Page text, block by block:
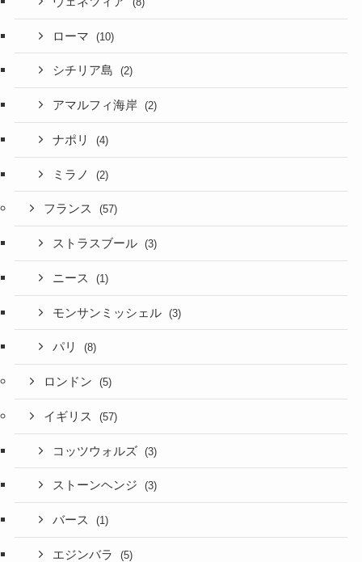
ローマ (10)
シチリア島 (2)
アマルフィ海岸 (2)
ナポリ (4)
ミラノ (2)
フランス (57)
ストラスブール (3)
ニース (1)
モンサンミッシェル (3)
パリ (8)
ロンドン (5)
イギリス (57)
コッツウォルズ (3)
ストーンヘンジ (3)
バース (1)
エジンバラ (5)